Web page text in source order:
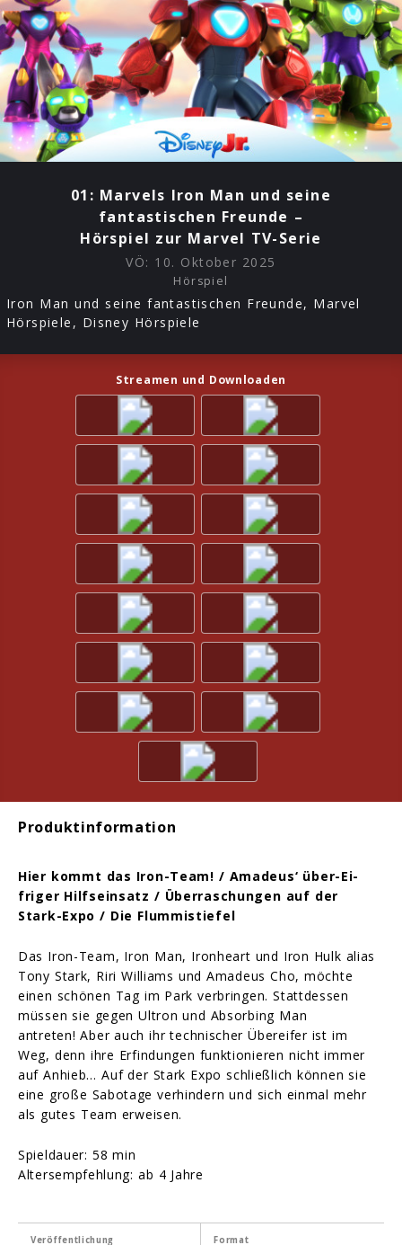
Serie
01: Marvels Iron Man und seine
fantastischen Freunde –
Hörspiel zur Marvel TV-Serie
VÖ: 10. Oktober 2025
Hörspiel
Iron Man und seine fantastischen Freunde, Marvel
Hörspiele, Disney Hörspiele
Streamen und Downloaden
Produktinformation
Hier kommt das Iron-Team! / Amadeus‘ über-Ei-
friger Hilfseinsatz / Überraschungen auf der
Stark-Expo / Die Flummistiefel
Das Iron-Team, Iron Man, Ironheart und Iron Hulk alias
Tony Stark, Riri Williams und Amadeus Cho, möchte
einen schönen Tag im Park verbringen. Stattdessen
müssen sie gegen Ultron und Absorbing Man
antreten! Aber auch ihr technischer Übereifer ist im
Weg, denn ihre Erfindungen funktionieren nicht immer
auf Anhieb… Auf der Stark Expo schließlich können sie
eine große Sabotage verhindern und sich einmal mehr
als gutes Team erweisen.
Spieldauer: 58 min
Altersempfehlung: ab 4 Jahre
Veröffentlichung Format